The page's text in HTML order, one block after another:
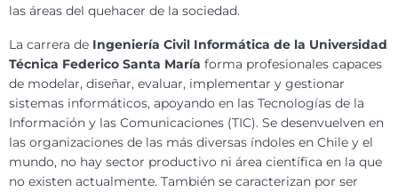
las áreas del quehacer de la sociedad.
La carrera de Ingeniería Civil Informática de la Universidad
Técnica Federico Santa María forma profesionales capaces
de modelar, diseñar, evaluar, implementar y gestionar
sistemas informáticos, apoyando en las Tecnologías de la
Información y las Comunicaciones (TIC). Se desenvuelven en
las organizaciones de las más diversas índoles en Chile y el
mundo, no hay sector productivo ni área científica en la que
no existen actualmente. También se caracterizan por ser